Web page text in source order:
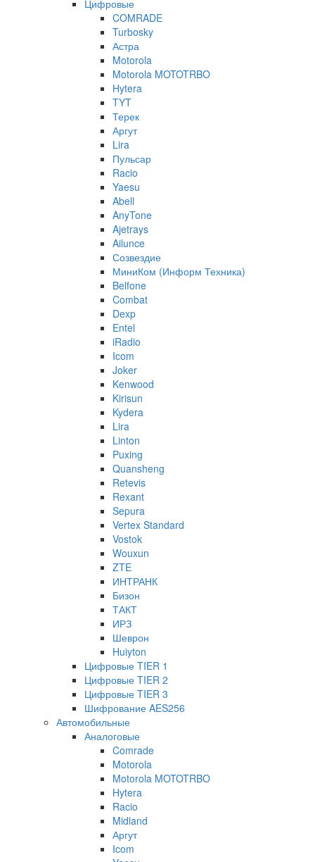
Цифровые
COMRADE
Turbosky
Астра
Motorola
Motorola MOTOTRBO
Hytera
TYT
Терек
Аргут
Lira
Пульсар
Racio
Yaesu
Abell
AnyTone
Ajetrays
Ailunce
Созвездие
МиниКом (Информ Техника)
Belfone
Combat
Dexp
Entel
iRadio
Icom
Joker
Kenwood
Kirisun
Kydera
Lira
Linton
Puxing
Quansheng
Retevis
Rexant
Sepura
Vertex Standard
Vostok
Wouxun
ZTE
ИНТРАНК
Бизон
ТАКТ
ИРЗ
Шеврон
Huiyton
Цифровые TIER 1
Цифровые TIER 2
Цифровые TIER 3
Шифрование AES256
Автомобильные
Аналоговые
Comrade
Motorola
Motorola MOTOTRBO
Hytera
Racio
Midland
Аргут
Icom